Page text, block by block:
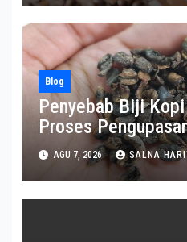
Blog
Penyebab Biji Kopi
Proses
AGU 7, 2026 SALNA